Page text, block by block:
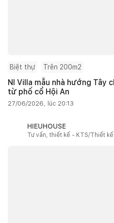
Biệt thự Trên 200m2
NI Villa mẫu nhà hướng Tây
từ phố cổ Hội An
27/06/2026, lúc 20:13
HIEUHOUSE
Tư vấn, thiết kế - KTS/Thiết kế